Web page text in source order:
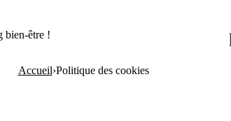
bien-être !
Accueil›Politique des cookies